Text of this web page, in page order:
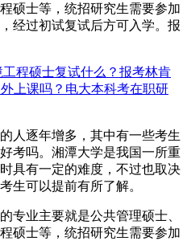
硕士等，统招研究生需要参加
经过初试复试后方可入学。报
程硕士复试什么？ 报考林肯
上课吗？ 电大本科考在职研
的人逐年增多，其中有一些考生
考吗。湘潭大学是我国一所重
具有一定的难度，不过也取决
生可以提前有所了解。
业主要就是公共管理硕士、
硕士等，统招研究生需要参加